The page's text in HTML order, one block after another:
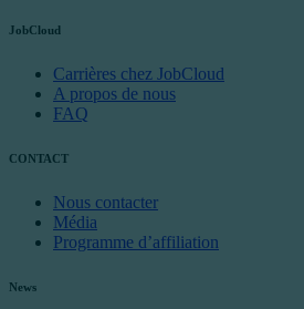
JobCloud
Carrières chez JobCloud
A propos de nous
FAQ
CONTACT
Nous contacter
Média
Programme d’affiliation
News